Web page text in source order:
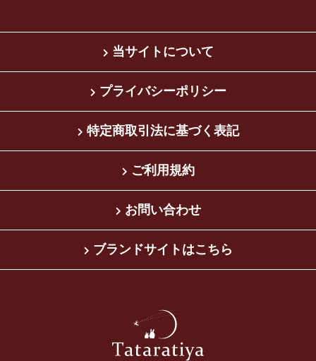
当サイトについて
プライバシーポリシー
特定商取引法に基づく表記
ご利用規約
お問い合わせ
ブランドサイトはこちら